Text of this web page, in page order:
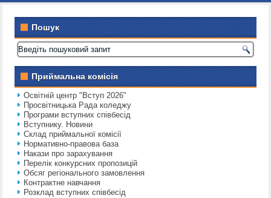
Пошук
Приймальна комісія
Освітній центр "Вступ 2026"
Просвітницька Рада коледжу
Програми вступних співбесід
Вступнику. Новини
Склад приймальної комісії
Нормативно-правова база
Накази про зарахування
Перелік конкурсних пропозицій
Обсяг регіонального замовлення
Контрактне навчання
Розклад вступних співбесід